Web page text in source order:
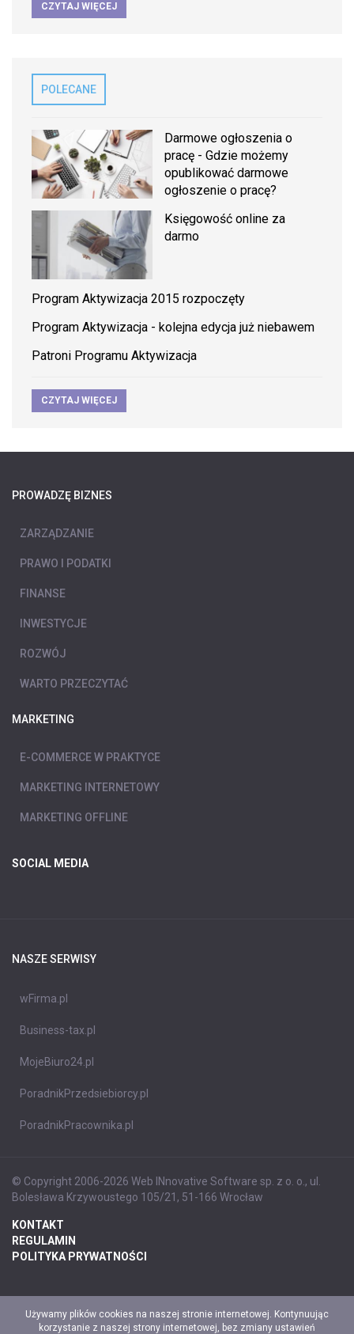
CZYTAJ WIĘCEJ
POLECANE
Darmowe ogłoszenia o
pracę - Gdzie możemy
opublikować darmowe
ogłoszenie o pracę?
Księgowość online za
darmo
Program Aktywizacja 2015 rozpoczęty
Program Aktywizacja - kolejna edycja już niebawem
Patroni Programu Aktywizacja
CZYTAJ WIĘCEJ
PROWADZĘ BIZNES
ZARZĄDZANIE
PRAWO I PODATKI
FINANSE
INWESTYCJE
ROZWÓJ
WARTO PRZECZYTAĆ
MARKETING
E-COMMERCE W PRAKTYCE
MARKETING INTERNETOWY
MARKETING OFFLINE
SOCIAL MEDIA
NASZE SERWISY
wFirma.pl
Business-tax.pl
MojeBiuro24.pl
PoradnikPrzedsiebiorcy.pl
PoradnikPracownika.pl
© Copyright 2006-2026 Web INnovative Software sp. z o. o., ul.
Bolesława Krzywoustego 105/21, 51-166 Wrocław
KONTAKT
REGULAMIN
POLITYKA PRYWATNOŚCI
Używamy plików cookies na naszej stronie internetowej. Kontynuując
korzystanie z naszej strony internetowej, bez zmiany ustawień